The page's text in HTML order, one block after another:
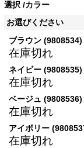
選択
カラー
お選びください
ブラウン (9808534)
在庫切れ
ネイビー (9808535)
在庫切れ
ベージュ (9808536)
在庫切れ
アイボリー
在庫切れ